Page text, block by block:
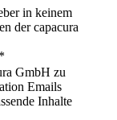
in keinem
der capacura
GmbH zu
Emails
Inhalte